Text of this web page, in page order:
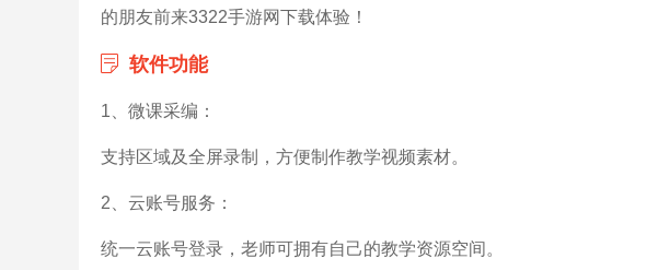
的朋友前来3322手游网下载体验！
软件功能
1、微课采编：
支持区域及全屏录制，方便制作教学视频素材。
2、云账号服务：
统一云账号登录，老师可拥有自己的教学资源空间。